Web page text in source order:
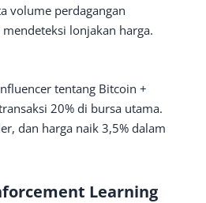
volume perdagangan
lonjakan harga.
tentang Bitcoin +
20% di bursa utama.
dan harga naik 3,5% dalam
Learning